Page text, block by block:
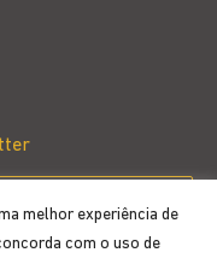
melhor experiência de
com o uso de